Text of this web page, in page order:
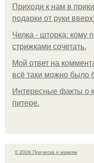
Приходи к нам в
подарки от руки вверх!
Челка - шторка: кому
стрижками сочетать.
Мой ответ на
всё таки можно было
Интересные факты о
питере.
© 2026 Прическа и макияж